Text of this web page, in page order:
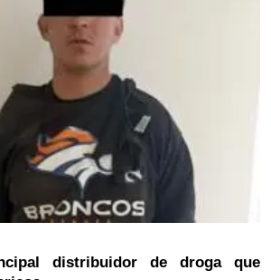
distribuidor de droga que